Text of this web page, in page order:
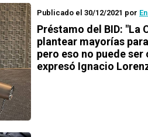
Publicado el 30/12/2021 por
Préstamo del BID:
plantear mayorías
pero eso no puede
expresó Ignacio